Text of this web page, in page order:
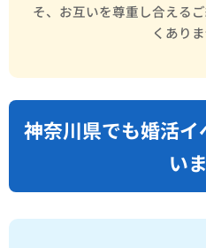
そ、お互いを尊重し合える
くありま
神奈川県でも婚活
い